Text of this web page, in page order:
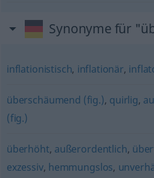
Synonyme für
inflationistisch, inflationär,
überschäumend (fig.), quirlig,
(fig.)
überhöht, außerordentlich,
exzessiv, hemmungslos,